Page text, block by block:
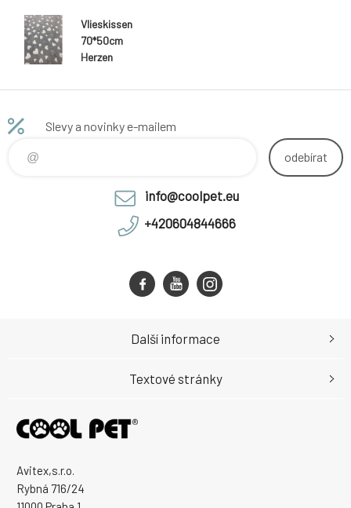
Vlieskissen
70*50cm
Herzen
Slevy a novinky e-mailem
odebírat
info@coolpet.eu
+420604844666
Avitex,s.r.o.
Rybná 716/24
Další informace
Textové stránky